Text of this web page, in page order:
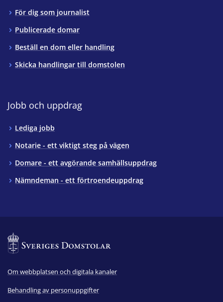
För dig som journalist
Publicerade domar
Beställ en dom eller handling
Skicka handlingar till domstolen
Jobb och uppdrag
Lediga jobb
Notarie - ett viktigt steg på vägen
Domare - ett avgörande samhällsuppdrag
Nämndeman - ett förtroendeuppdrag
Om webbplatsen och digitala kanaler
Behandling av personuppgifter